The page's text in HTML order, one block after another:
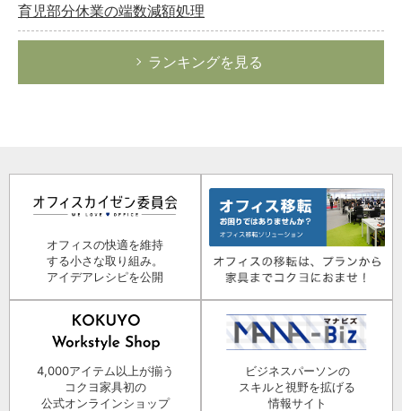
育児部分休業の端数減額処理
ランキングを見る
オフィスの快適を維持
する小さな取り組み。
アイデアレシピを公開
4,000アイテム以上が揃う
コクヨ家具初の
公式オンラインショップ
ビジネスパーソンの
スキルと視野を拡げる
情報サイト